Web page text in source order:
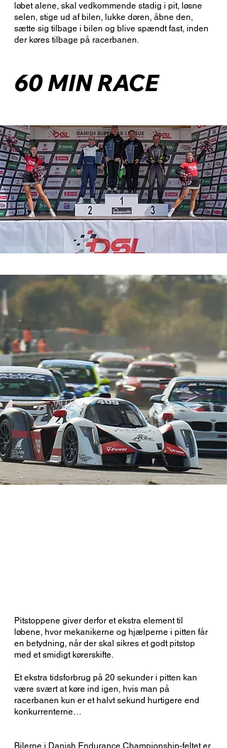
løbet alene, skal vedkommende stadig i pit, løsne
selen, stige ud af bilen, lukke døren, åbne den,
sætte sig tilbage i bilen og blive spændt fast, inden
der køres tilbage på racerbanen.
60 MIN RACE
Pitstoppene giver derfor et ekstra element til
løbene, hvor mekanikerne og hjælperne i pitten får
en betydning, når der skal sikres et godt pitstop
med et smidigt kørerskifte.
Et ekstra tidsforbrug på 20 sekunder i pitten kan
være svært at køre ind igen, hvis man på
racerbanen kun er et halvt sekund hurtigere end
konkurrenterne…
Bilerne i Danish Endurance Championship-feltet er